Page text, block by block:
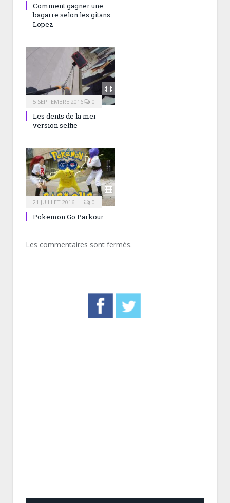
Comment gagner une
bagarre selon les gitans
Lopez
5 SEPTEMBRE 2016 0
Les dents de la mer
version selfie
21 JUILLET 2016 0
Pokemon Go Parkour
Les commentaires sont fermés.